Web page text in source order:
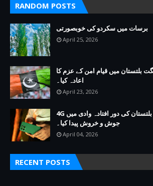
RANDOM POSTS
برسات میں سکردو کی خوبصورتی
April 25, 2026
بلتستان میں قیام امن کے عزم کا
اعادہ کیا۔
April 23, 2026
4G رول آؤٹ نے گلگت بلتستان کی دور افتادہ وادی میں
جوش و خروش پیدا کیا۔
April 04, 2026
RECENT POSTS